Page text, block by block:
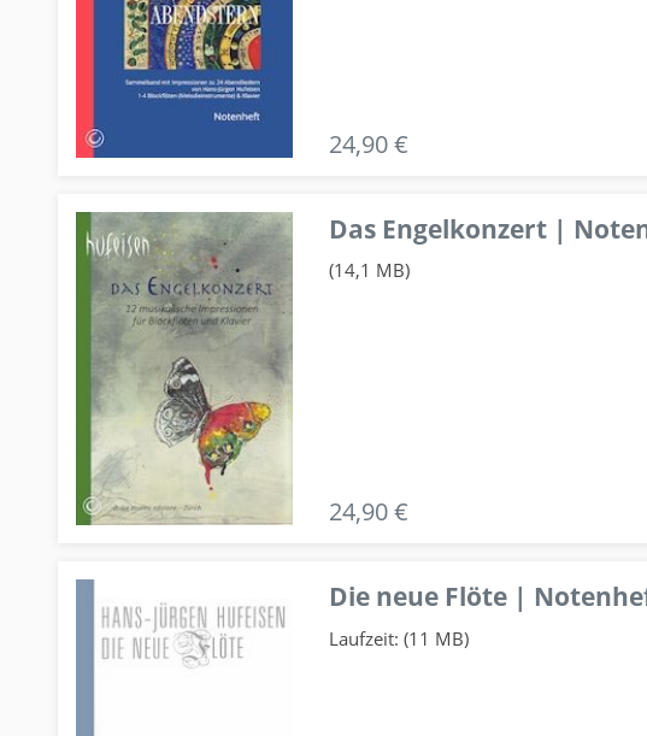
24,90 €
Das Engelkonzert |
(14,1 MB)
24,90 €
Die neue Flöte |
Laufzeit: (11 MB)